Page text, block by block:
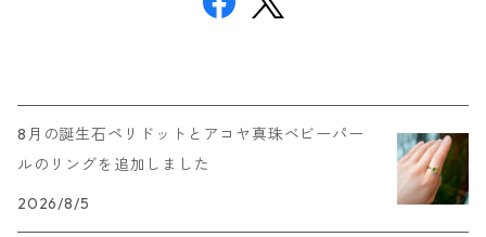
8月の誕生石ペリドットとアコヤ真珠ベビーパー
ルのリングを追加しました
2026/8/5